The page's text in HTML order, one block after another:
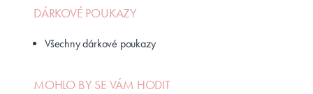
DÁRKOVÉ POUKAZY
Všechny dárkové poukazy
MOHLO BY SE VÁM HODIT